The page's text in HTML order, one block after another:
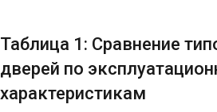
Таблица 1: Сравнение
дверей по
характеристикам